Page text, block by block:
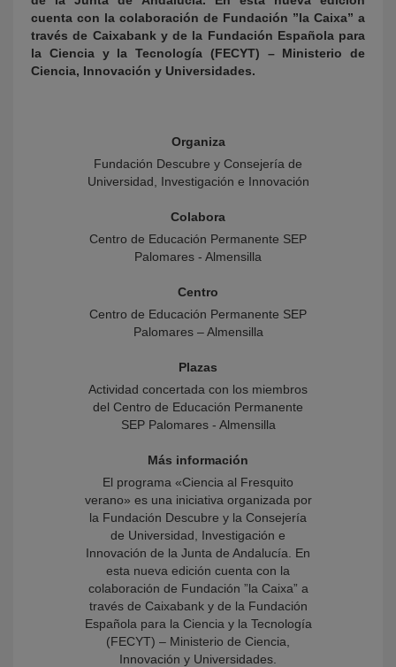
cuenta con la colaboración de Fundación ”la Caixa” a
través de Caixabank y de la Fundación Española para
la Ciencia y la Tecnología (FECYT) – Ministerio de
Ciencia, Innovación y Universidades.
Organiza
Fundación Descubre y Consejería de
Universidad, Investigación e Innovación
Colabora
Centro de Educación Permanente SEP
Palomares - Almensilla
Centro
Centro de Educación Permanente SEP
Palomares – Almensilla
Plazas
Actividad concertada con los miembros
del Centro de Educación Permanente
SEP Palomares - Almensilla
Más información
El programa «Ciencia al Fresquito
verano» es una iniciativa organizada por
la Fundación Descubre y la Consejería
de Universidad, Investigación e
Innovación de la Junta de Andalucía. En
esta nueva edición cuenta con la
colaboración de Fundación ”la Caixa” a
través de Caixabank y de la Fundación
Española para la Ciencia y la Tecnología
(FECYT) – Ministerio de Ciencia,
Innovación y Universidades.